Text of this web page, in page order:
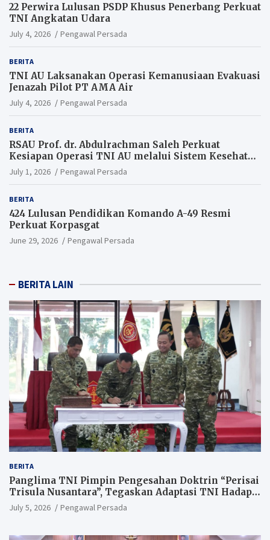
22 Perwira Lulusan PSDP Khusus Penerbang Perkuat
TNI Angkatan Udara
July 4, 2026 Pengawal Persada
BERITA
TNI AU Laksanakan Operasi Kemanusiaan Evakuasi
Jenazah Pilot PT AMA Air
July 4, 2026 Pengawal Persada
BERITA
RSAU Prof. dr. Abdulrachman Saleh Perkuat
Kesiapan Operasi TNI AU melalui Sistem Kesehatan
Andal
July 1, 2026 Pengawal Persada
BERITA
424 Lulusan Pendidikan Komando A-49 Resmi
Perkuat Korpasgat
June 29, 2026 Pengawal Persada
BERITA LAIN
BERITA
Panglima TNI Pimpin Pengesahan Doktrin “Perisai
Trisula Nusantara”, Tegaskan Adaptasi TNI Hadapi
Perang Modern
July 5, 2026 Pengawal Persada